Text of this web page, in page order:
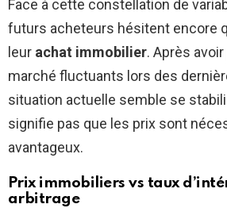
Face à cette constellation de
futurs acheteurs hésitent encore
leur achat immobilier. Après
marché fluctuants lors des
situation actuelle semble se
signifie pas que les prix sont
avantageux.
Prix immobiliers vs taux
arbitrage